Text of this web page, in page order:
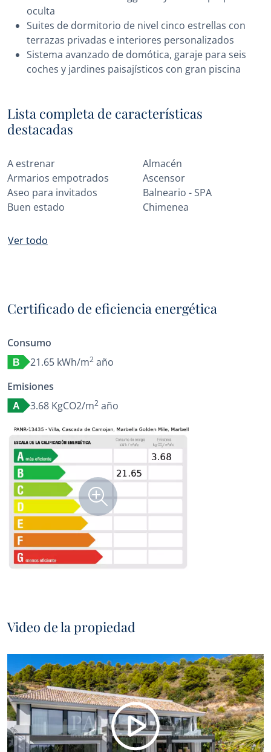
oculta
Suites de dormitorio de nivel cinco estrellas con
terrazas privadas e interiores personalizados
Sistema avanzado de domótica, garaje para seis
coches y jardines paisajísticos con gran piscina
Lista completa de características
destacadas
A estrenar
Almacén
Armarios empotrados
Ascensor
Aseo para invitados
Balneario - SPA
Buen estado
Chimenea
Ver todo
Certificado de eficiencia energética
Consumo
B 21.65 kWh/m2 año
Emisiones
A 3.68 KgCO2/m2 año
Video de la propiedad